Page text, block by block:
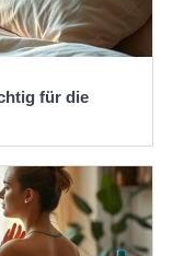
für die